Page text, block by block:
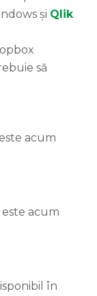
și Qlik
să
acum
acum
în